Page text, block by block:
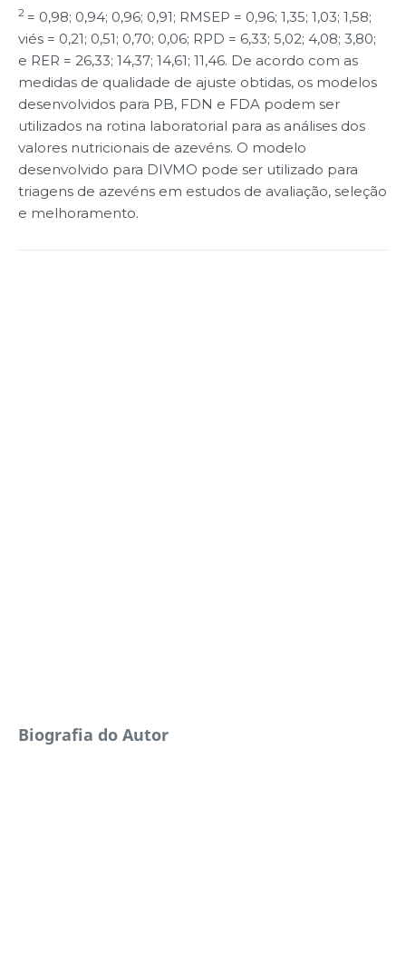
2 = 0,98; 0,94; 0,96; 0,91; RMSEP = 0,96; 1,35; 1,03; 1,58;
viés = 0,21; 0,51; 0,70; 0,06; RPD = 6,33; 5,02; 4,08; 3,80;
e RER = 26,33; 14,37; 14,61; 11,46. De acordo com as
medidas de qualidade de ajuste obtidas, os modelos
desenvolvidos para PB, FDN e FDA podem ser
utilizados na rotina laboratorial para as análises dos
valores nutricionais de azevéns. O modelo
desenvolvido para DIVMO pode ser utilizado para
triagens de azevéns em estudos de avaliação, seleção
e melhoramento.
Biografia do Autor